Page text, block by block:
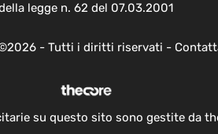
legge n. 62 del 07.03.2001
- Tutti i diritti riservati -
su questo sito sono gestite da